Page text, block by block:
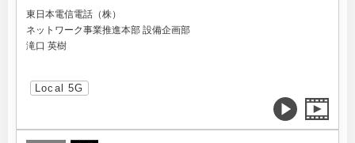
東日本電信電話（株）
ネットワーク事業推進本部 設備企画部
滝口 英樹
Local 5G